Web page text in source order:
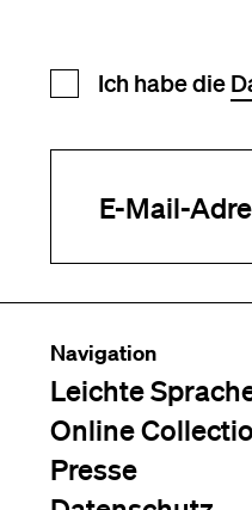
Ich habe die
Navigation
Leichte
Online
Presse